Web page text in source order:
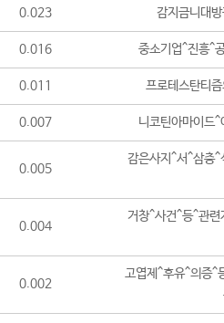
0.023 감지금니대
0.016 중소기업^진흥^
0.011 프로테스탄티
0.007 니코틴아마이드
0.005
감은사지^서^삼층
0.004
거창^사건^등^관
0.002
고엽제^후유^의증^